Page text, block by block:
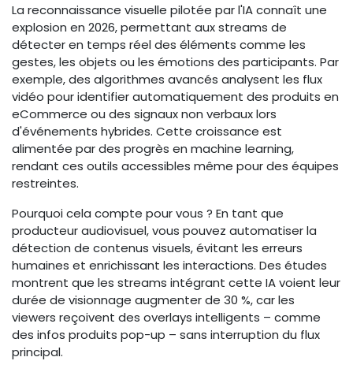
La reconnaissance visuelle pilotée par l'IA connaît une
explosion en 2026, permettant aux streams de
détecter en temps réel des éléments comme les
gestes, les objets ou les émotions des participants. Par
exemple, des algorithmes avancés analysent les flux
vidéo pour identifier automatiquement des produits en
eCommerce ou des signaux non verbaux lors
d'événements hybrides. Cette croissance est
alimentée par des progrès en machine learning,
rendant ces outils accessibles même pour des équipes
restreintes.
Pourquoi cela compte pour vous ? En tant que
producteur audiovisuel, vous pouvez automatiser la
détection de contenus visuels, évitant les erreurs
humaines et enrichissant les interactions. Des études
montrent que les streams intégrant cette IA voient leur
durée de visionnage augmenter de 30 %, car les
viewers reçoivent des overlays intelligents – comme
des infos produits pop-up – sans interruption du flux
principal.